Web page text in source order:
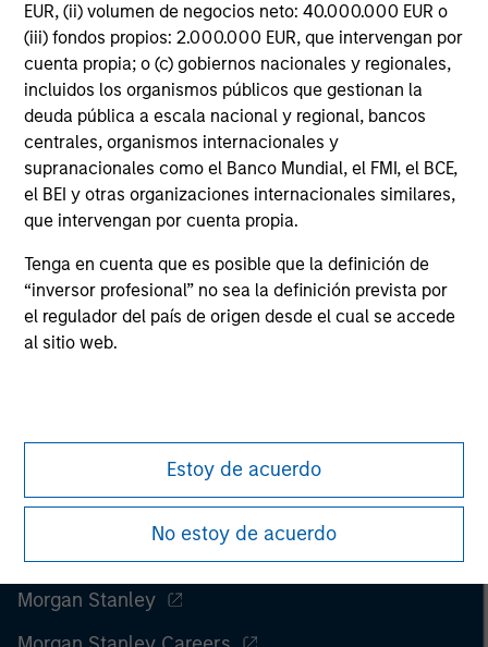
EUR, (ii) volumen de negocios neto: 40.000.000 EUR o
(iii) fondos propios: 2.000.000 EUR, que intervengan por
cuenta propia; o (c) gobiernos nacionales y regionales,
incluidos los organismos públicos que gestionan la
deuda pública a escala nacional y regional, bancos
centrales, organismos internacionales y
supranacionales como el Banco Mundial, el FMI, el BCE,
el BEI y otras organizaciones internacionales similares,
que intervengan por cuenta propia.
Tenga en cuenta que es posible que la definición de
“inversor profesional” no sea la definición prevista por
el regulador del país de origen desde el cual se accede
al sitio web.
Estoy de acuerdo
No estoy de acuerdo
The information on this page is for informational
purposes only. The information contained herein does
not constitute and should not be construed as an
offering of advisory services or an offer to sell or a
solicitation of an offer to buy any securities in any
jurisdiction in which such offer or solicitation,
purchase or sale would be unlawful under the
securities, insurance or other laws of such jurisdiction.
All investing involves risks, including a loss of principal.
information on the strategy, including additional risk
considerations.
Morgan Stanley